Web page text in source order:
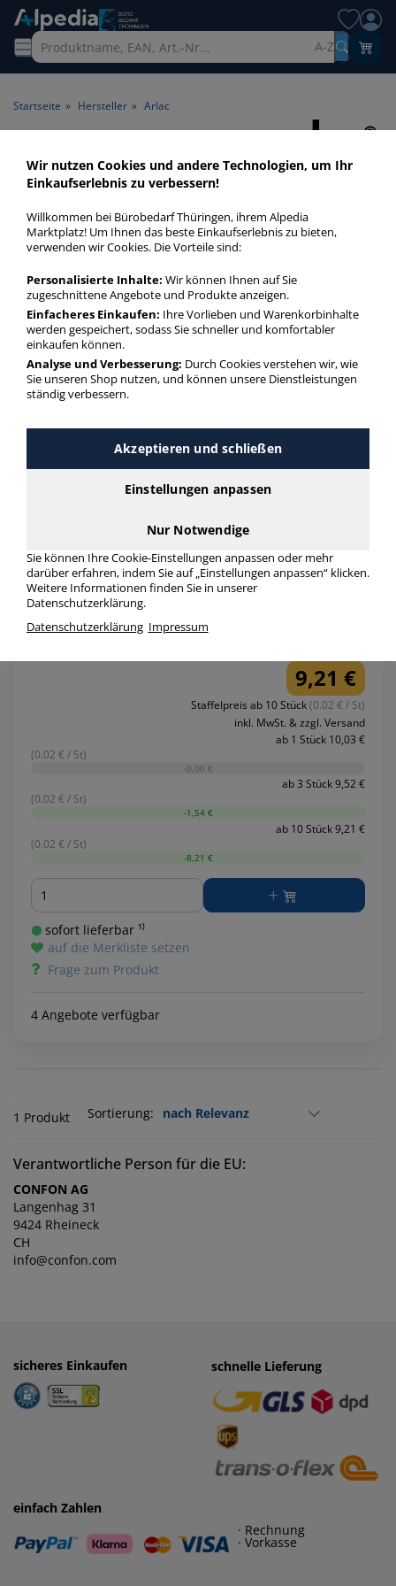
A-Z
Startseite » Hersteller » Arlac
Produkte des HerstellersArlac
1 Produkt Sortierung:
Arlac Zettelklotz 88000, memorion Mit Loch,
100x100mm, lose, weiß, Papier, 600 Blatt 600 Stück
Arlac memorion Mit Loch 88000 Notizzettelnachfüller lose. •
98mm • Grammatur: 90 g/m² • Blattanzahl: 600 Blatt
Art.-Nr. ARL880
4/5
9,21 €
Staffelpreis ab 10 Stück(0.02 € / St)
inkl. MwSt. & zzgl. Versand
ab 1 Stück 10,03 €
(0.02 € / St)
-0,00 €
ab 3 Stück 9,52 €
(0.02 € / St)
-1,54 €
ab 10 Stück 9,21 €
(0.02 € / St)
-8,21 €
Menge
sofort lieferbar ¹⁾
auf die Merkliste setzen
Frage zum Produkt
4 Angebote verfügbar
1 Produkt Sortierung:
Verantwortliche Person für die EU:
CONFON AG
Langenhag 31
9424 Rheineck
CH
info@confon.com
Wir nutzen Cookies und andere Technologien, um Ihr
Einkaufserlebnis zu verbessern!
Willkommen bei Bürobedarf Thüringen, ihrem Alpedia
Marktplatz! Um Ihnen das beste Einkaufserlebnis zu bieten,
verwenden wir Cookies. Die Vorteile sind:
Personalisierte Inhalte: Wir können Ihnen auf Sie
zugeschnittene Angebote und Produkte anzeigen.
Einfacheres Einkaufen: Ihre Vorlieben und Warenkorbinhalte
werden gespeichert, sodass Sie schneller und komfortabler
einkaufen können.
Analyse und Verbesserung: Durch Cookies verstehen wir, wie
Sie unseren Shop nutzen, und können unsere Dienstleistungen
ständig verbessern.
Akzeptieren und schließen
Einstellungen anpassen
Nur Notwendige
Sie können Ihre Cookie-Einstellungen anpassen oder mehr
darüber erfahren, indem Sie auf „Einstellungen anpassen“ klicken.
Weitere Informationen finden Sie in unserer
Datenschutzerklärung.
Datenschutzerklärung Impressum
sicheres Einkaufen einfaches Zahlen
· Rechnung
· Vorkasse
schnelle Lieferung
einfach Zahlen
· Rechnung
· Vorkasse